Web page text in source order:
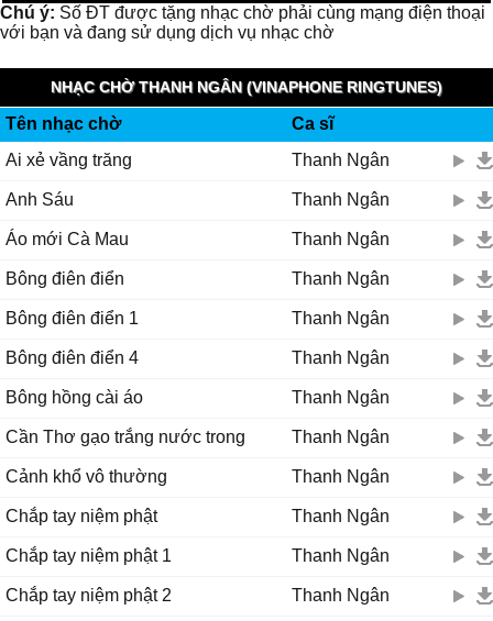
Chú ý: Số ĐT được tặng nhạc chờ phải cùng mạng điện thoại
với bạn và đang sử dụng dịch vụ nhạc chờ
NHẠC CHỜ THANH NGÂN (VINAPHONE RINGTUNES)
Tên nhạc chờ
Ca sĩ
Ai xẻ vầng trăng
Thanh Ngân
Anh Sáu Thanh Ngân
Áo mới Cà Mau Thanh Ngân
Bông điên điển Thanh Ngân
Bông điên điển 1 Thanh Ngân
Bông điên điển 4 Thanh Ngân
Bông hồng cài áo Thanh Ngân
Cần Thơ gạo trắng nước trong Thanh Ngân
Cảnh khổ vô thường Thanh Ngân
Chắp tay niệm phật Thanh Ngân
Chắp tay niệm phật 1 Thanh Ngân
Chắp tay niệm phật 2 Thanh Ngân